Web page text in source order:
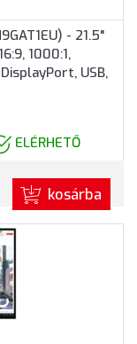
- 21.5"
1000:1,
USB,
ELÉRHETŐ
kosárba